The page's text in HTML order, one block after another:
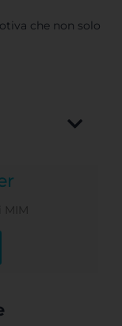
che non solo